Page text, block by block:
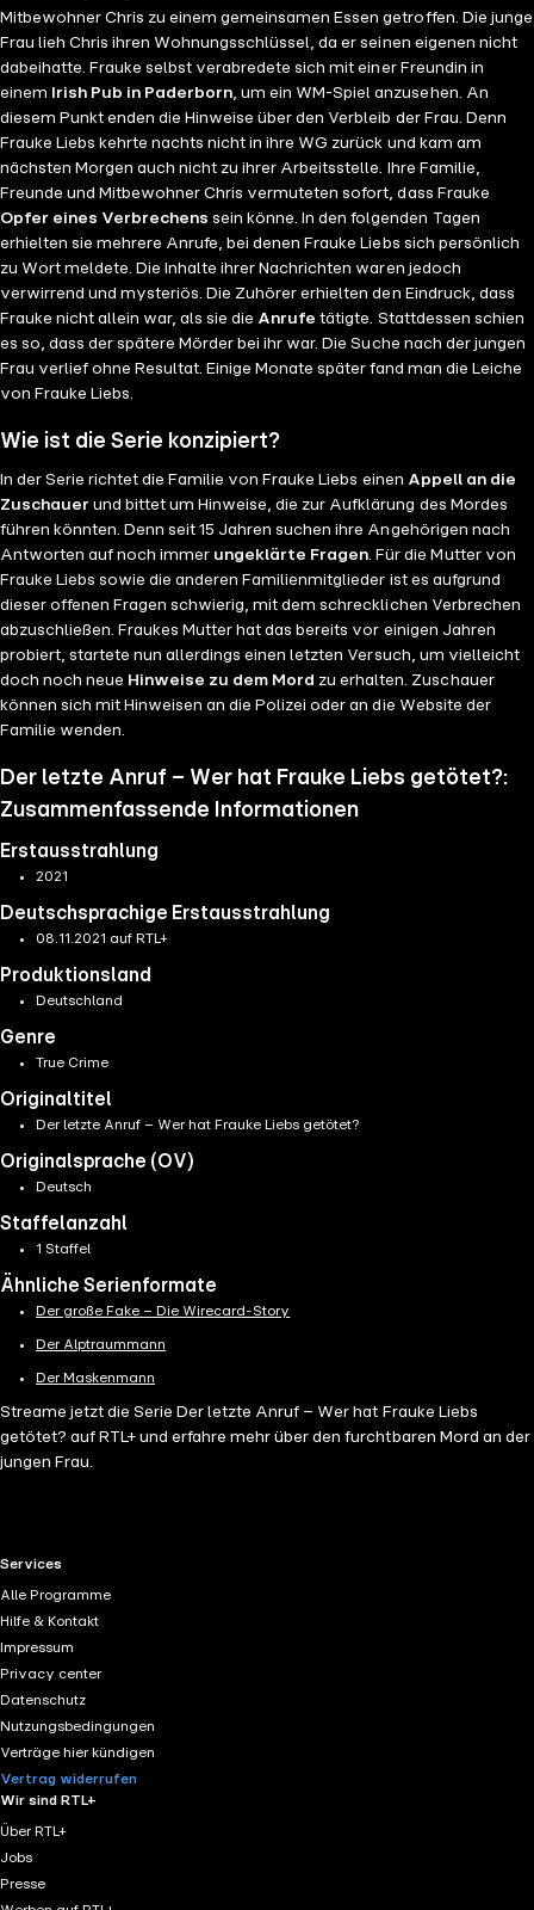
Mitbewohner Chris zu einem gemeinsamen Essen getroffen. Die junge
Frau lieh Chris ihren Wohnungsschlüssel, da er seinen eigenen nicht
dabeihatte. Frauke selbst verabredete sich mit einer Freundin in
einem
Irish Pub in Paderborn, um ein WM-Spiel anzusehen. An
diesem Punkt enden die Hinweise über den Verbleib der Frau. Denn
Frauke Liebs kehrte nachts nicht in ihre WG zurück und kam am
nächsten Morgen auch nicht zu ihrer Arbeitsstelle. Ihre Familie,
Freunde und Mitbewohner Chris vermuteten sofort, dass Frauke
Opfer eines Verbrechens sein könne. In den folgenden Tagen
erhielten sie mehrere Anrufe, bei denen Frauke Liebs sich persönlich
zu Wort meldete. Die Inhalte ihrer Nachrichten waren jedoch
verwirrend und mysteriös. Die Zuhörer erhielten den Eindruck, dass
Frauke nicht allein war, als sie die Anrufe tätigte. Stattdessen schien
es so, dass der spätere Mörder bei ihr war. Die Suche nach der jungen
Frau verlief ohne Resultat. Einige Monate später fand man die Leiche
von Frauke Liebs.
Wie ist die Serie konzipiert?
In der Serie richtet die Familie von Frauke Liebs einen Appell an die
Zuschauer und bittet um Hinweise, die zur Aufklärung des Mordes
führen könnten. Denn seit 15 Jahren suchen ihre Angehörigen nach
Antworten auf noch immer ungeklärte Fragen. Für die Mutter von
Frauke Liebs sowie die anderen Familienmitglieder ist es aufgrund
dieser offenen Fragen schwierig, mit dem schrecklichen Verbrechen
abzuschließen. Fraukes Mutter hat das bereits vor einigen Jahren
probiert, startete nun allerdings einen letzten Versuch, um vielleicht
doch noch neue Hinweise zu dem Mord zu erhalten. Zuschauer
können sich mit Hinweisen an die Polizei oder an die Website der
Familie wenden.
Der letzte Anruf – Wer hat Frauke Liebs getötet?:
Zusammenfassende Informationen
Erstausstrahlung
2021
Deutschsprachige Erstausstrahlung
08.11.2021 auf RTL+
Produktionsland
Deutschland
Genre
True Crime
Originaltitel
Der letzte Anruf – Wer hat Frauke Liebs getötet?
Originalsprache (OV)
Deutsch
Staffelanzahl
1 Staffel
Ähnliche Serienformate
Der große Fake – Die Wirecard-Story
Der Alptraummann
Der Maskenmann
Streame jetzt die Serie Der letzte Anruf – Wer hat Frauke Liebs
getötet? auf RTL+ und erfahre mehr über den furchtbaren Mord an der
jungen Frau.
RTL+ useful links.
Services
Alle Programme
Hilfe & Kontakt
Impressum
Privacy center
Datenschutz
Nutzungsbedingungen
Verträge hier kündigen
Vertrag widerrufen
Wir sind RTL+
Über RTL+
Jobs
Presse